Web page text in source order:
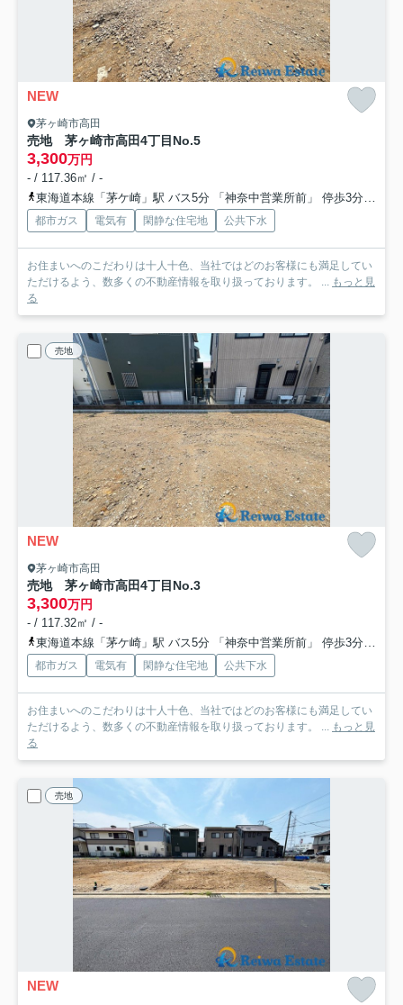
NEW
茅ヶ崎市高田
売地 茅ヶ崎市高田4丁目 No.5
3,300万円
- / 117.36㎡ / -
東海道本線「茅ケ崎」駅 バス5分 「神奈中営業所前」 停歩3分
都市ガス 電気有 閑静な住宅地 公共下水
お住まいへのこだわりは十人十色、当社ではどのお客様にも満足してい
ただけるよう、数多くの不動産情報を取り扱っております。 ... もっと見
る
売地
NEW
茅ヶ崎市高田
売地 茅ヶ崎市高田4丁目 No.3
3,300万円
- / 117.32㎡ / -
東海道本線「茅ケ崎」駅 バス5分 「神奈中営業所前」 停歩3分
都市ガス 電気有 閑静な住宅地 公共下水
お住まいへのこだわりは十人十色、当社ではどのお客様にも満足してい
ただけるよう、数多くの不動産情報を取り扱っております。 ... もっと見
る
売地
NEW